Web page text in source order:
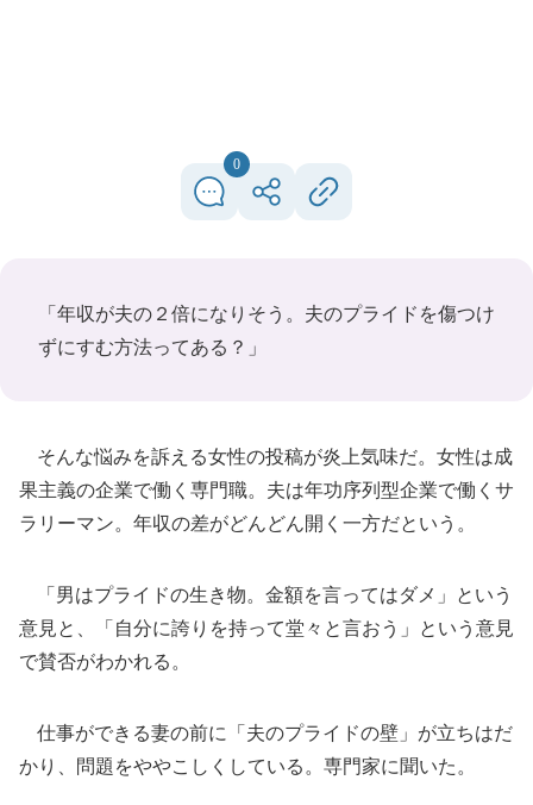
0
「年収が夫の２倍になりそう。夫のプライドを傷つけ
ずにすむ方法ってある？」
そんな悩みを訴える女性の投稿が炎上気味だ。女性は成
果主義の企業で働く専門職。夫は年功序列型企業で働くサ
ラリーマン。年収の差がどんどん開く一方だという。
「男はプライドの生き物。金額を言ってはダメ」という
意見と、「自分に誇りを持って堂々と言おう」という意見
で賛否がわかれる。
仕事ができる妻の前に「夫のプライドの壁」が立ちはだ
かり、問題をややこしくしている。専門家に聞いた。